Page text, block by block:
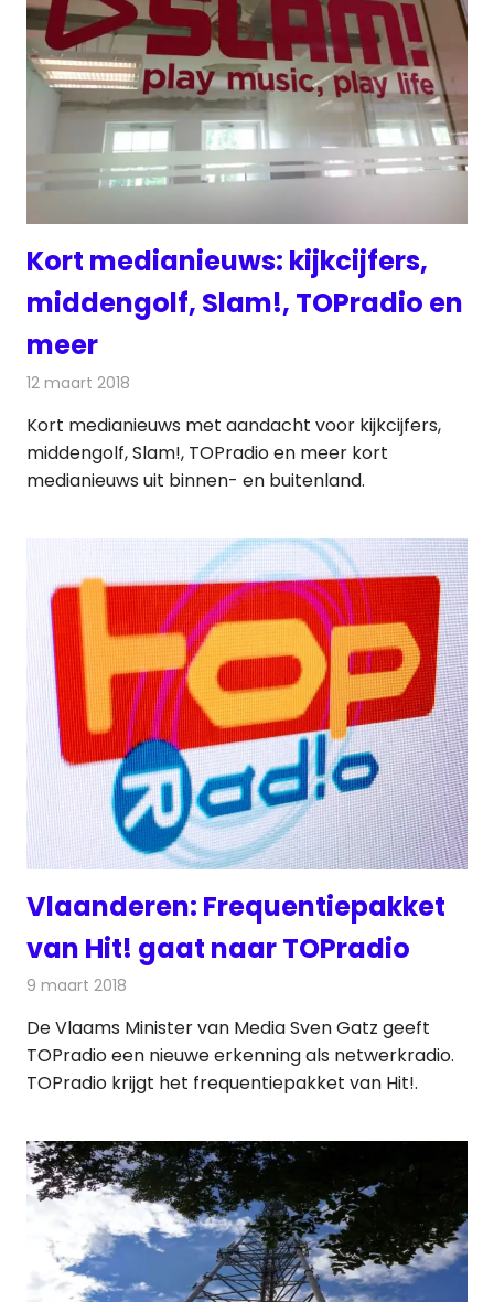
Kort medianieuws: kijkcijfers,
middengolf, Slam!, TOPradio en
meer
12 maart 2018
Kort medianieuws met aandacht voor kijkcijfers,
middengolf, Slam!, TOPradio en meer kort
medianieuws uit binnen- en buitenland.
Vlaanderen: Frequentiepakket
van Hit! gaat naar TOPradio
9 maart 2018
De Vlaams Minister van Media Sven Gatz geeft
TOPradio een nieuwe erkenning als netwerkradio.
TOPradio krijgt het frequentiepakket van Hit!.